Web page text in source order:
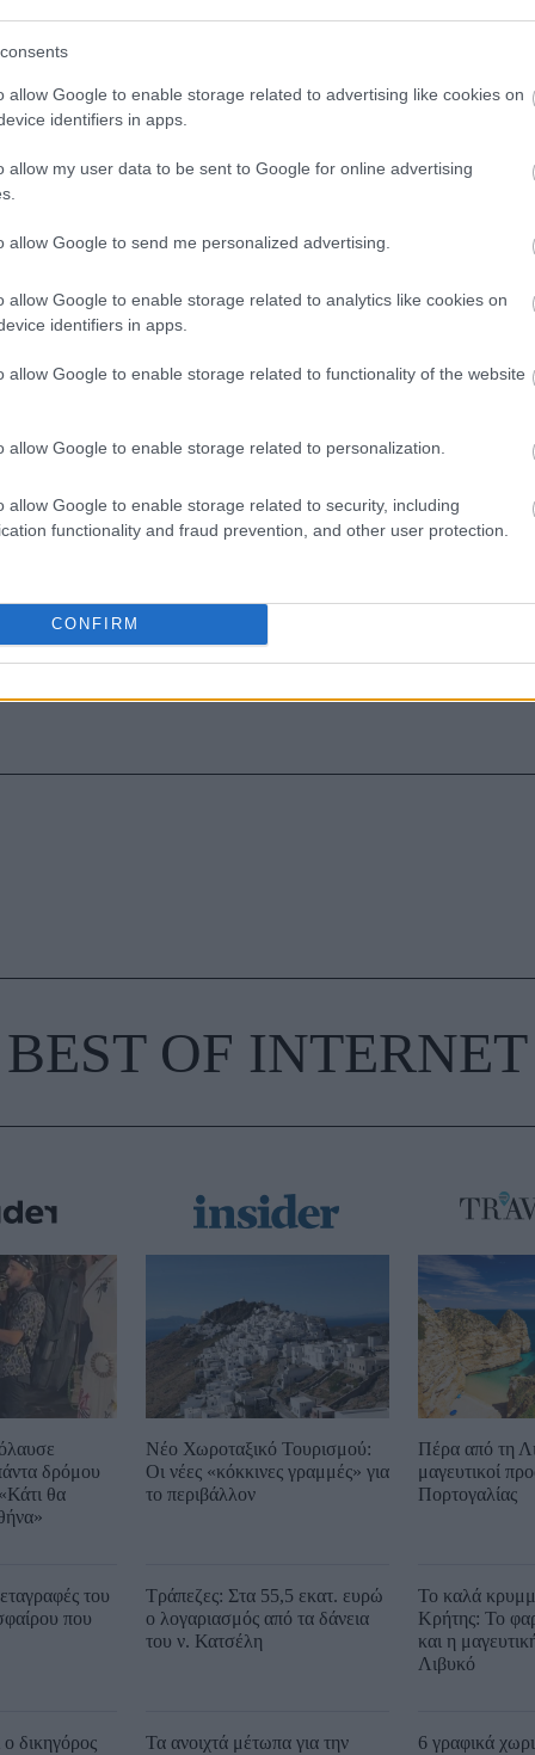
allow Google to enable storage related to advertising like cookies on
identifiers in apps.
allow my user data to be sent to Google for online advertising
allow Google to send me personalized advertising.
allow Google to enable storage related to analytics like cookies on
identifiers in apps.
allow Google to enable storage related to functionality of the website
allow Google to enable storage related to personalization.
allow Google to enable storage related to security, including
functionality and fraud prevention, and other user protection.
CONFIRM
βρίσκονται στην περιοχή, ενώ έχει αποκλειστεί
είναι σε πλήρη εξέλιξη, με τους αστυνομικούς να
και να περιμένουν τα αποτελέσματα της
του θανάτου της γυναίκας.
ζώδια είναι συνήθως κολλημένα στη μαμά τους
να καθαρίζεις κάθε εβδομάδα
τον τρόπο που ντύνεσαι
BEST OF INTERNET
δρόμου
θα
του
που
δικηγόρος
Νέο Χωροταξικό Τουρισμού:
Οι νέες «κόκκινες γραμμές» για
το περιβάλλον
Τράπεζες: Στα 55,5 εκατ. ευρώ
ο λογαριασμός από τα δάνεια
του ν. Κατσέλη
Τα ανοιχτά μέτωπα για την
Πέρα από τη
μαγευτικοί
Πορτογαλίας
Το καλά
Κρήτης: Το
και η
Λιβυκό
6 γραφικά